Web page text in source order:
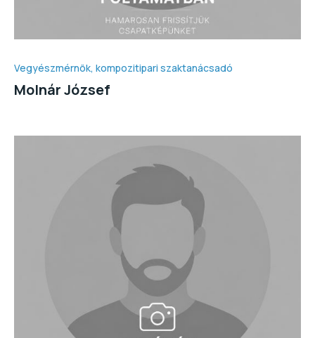
Vegyészmérnök, kompozitipari szaktanácsadó
Molnár József